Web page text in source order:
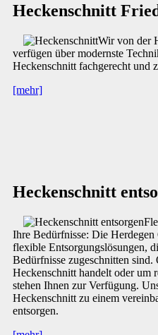
Heckenschnitt
Wir von der
verfügen über modernste
Heckenschnitt fachgerecht und
[mehr]
Heckenschnitt
Ihre Bedürfnisse: Die
flexible Entsorgungslösungen,
Bedürfnisse zugeschnitten
Heckenschnitt handelt oder um
stehen Ihnen zur Verfügung.
Heckenschnitt zu einem
entsorgen.